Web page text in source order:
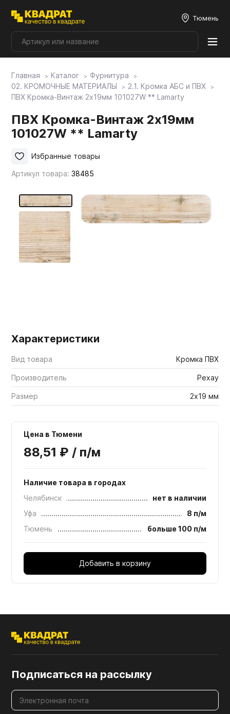
Тюмень
Плитные материалы
Мой ЭГГЕР
Фасады
Мебельные образцы, каталоги
Главная Каталог
Фурнитура
02. КРОМОЧНЫЕ МАТЕРИАЛЫ
2.1. Кромка АБС и ПВХ
ПВХ Кромка-Винтаж 2х19мм 101027W ** Lamarty
ПВХ Кромка-Винтаж 2х19мм
101027W ** Lamarty
Артикул товара:38485
Избранные товары
Характеристики
Вид товара Кромка ПВХ
Производитель Рехау
Размер 2х19 мм
Цена в Тюмени
88,51 ₽ / п/м
Наличие товара в городах
Челябинск
нет в наличии
Уфа
8 п/м
Тюмень
больше 100 п/м
Добавить в корзину
Подписаться на рассылку